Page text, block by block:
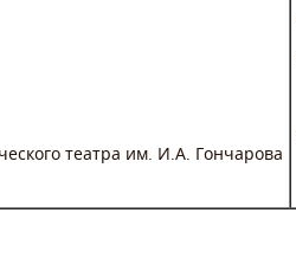
театра им. И.А. Гончарова